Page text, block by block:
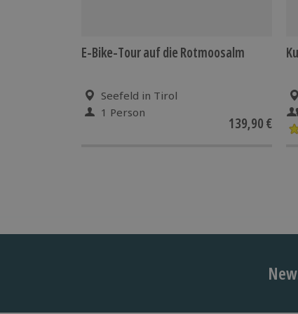
E-Bike-Tour auf die Rotmoosalm
Seefeld in Tirol
1 Person
139,90 €